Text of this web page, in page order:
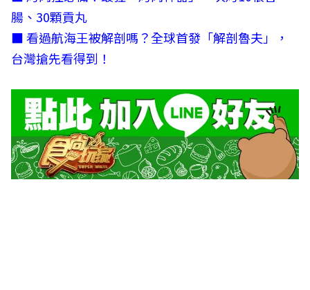
腸、30顆貢丸
■看過航海王被解剖嗎？全球首發「解剖魯夫」，
台灣搶先看得到！